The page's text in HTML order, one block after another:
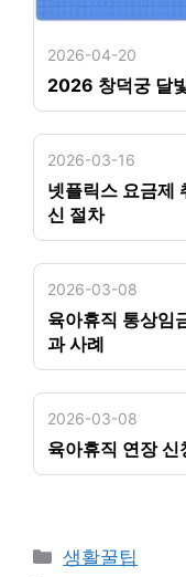
2026-04-20
2026 창덕궁 달
2026-03-16
넷플릭스 요금제
신 절차
2026-03-08
육아휴직 통상임
과 사례
2026-03-08
육아휴직 연장 신
카
생활꿀팁